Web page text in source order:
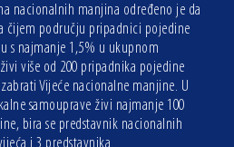
nacionalnih manjina određeno je da
čijem području pripadnici pojedine
s najmanje 1,5% u ukupnom
više od 200 pripadnika pojedine
Vijeće nacionalne manjine. U
samouprave živi najmanje 100
bira se predstavnik nacionalnih